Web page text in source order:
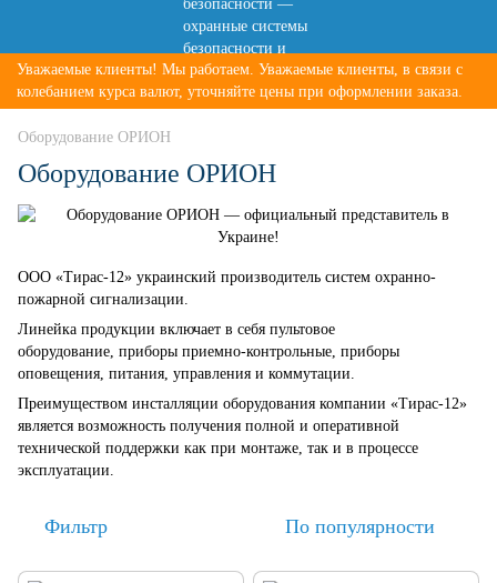
Уважаемые клиенты! Мы работаем. Уважаемые клиенты, в связи с
колебанием курса валют, уточняйте цены при оформлении заказа.
Оборудование ОРИОН
Оборудование ОРИОН
ООО «Тирас-12» украинский производитель систем охранно-
пожарной сигнализации.
Линейка продукции включает в себя пультовое
оборудование, приборы приемно-контрольные, приборы
оповещения, питания, управления и коммутации.
Преимуществом инсталляции оборудования компании «Тирас-12»
является возможность получения полной и оперативной
технической поддержки как при монтаже, так и в процессе
эксплуатации.
Фильтр По популярности